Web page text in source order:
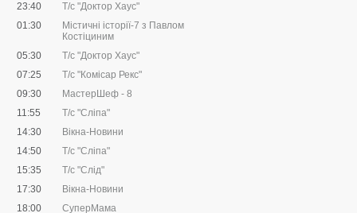
23:40
Т/с "Доктор Хаус"
01:30
Містичні історії-7 з Павлом
Костіциним
05:30
Т/с "Доктор Хаус"
07:25
Т/с "Комісар Рекс"
09:30
МастерШеф - 8
11:55
Т/с "Сліпа"
14:30
Вікна-Новини
14:50
Т/с "Сліпа"
15:35
Т/с "Слід"
17:30
Вікна-Новини
18:00
СуперМама